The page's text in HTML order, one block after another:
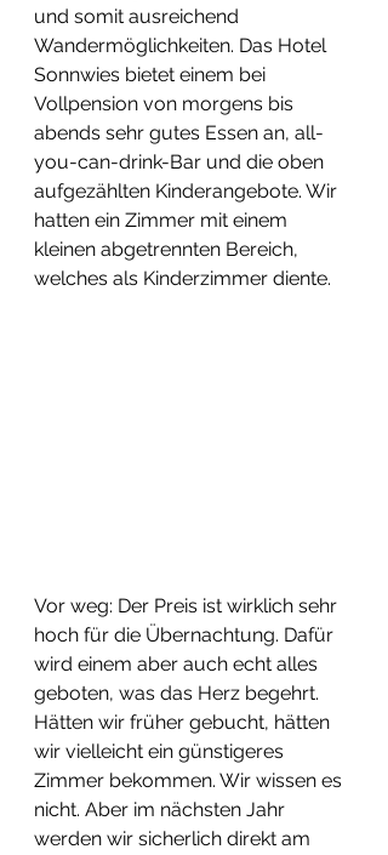
und somit ausreichend
Wandermöglichkeiten. Das Hotel
Sonnwies bietet einem bei
Vollpension von morgens bis
abends sehr gutes Essen an, all-
you-can-drink-Bar und die oben
aufgezählten Kinderangebote. Wir
hatten ein Zimmer mit einem
kleinen abgetrennten Bereich,
welches als Kinderzimmer diente.
Vor weg: Der Preis ist wirklich sehr
hoch für die Übernachtung. Dafür
wird einem aber auch echt alles
geboten, was das Herz begehrt.
Hätten wir früher gebucht, hätten
wir vielleicht ein günstigeres
Zimmer bekommen. Wir wissen es
nicht. Aber im nächsten Jahr
werden wir sicherlich direkt am